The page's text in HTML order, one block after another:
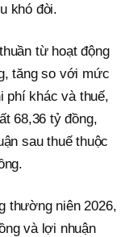
khó đòi.
từ hoạt động
tăng so với mức
phí khác và thuế,
68,36 tỷ đồng,
sau thuế thuộc
thường niên 2026,
và lợi nhuận